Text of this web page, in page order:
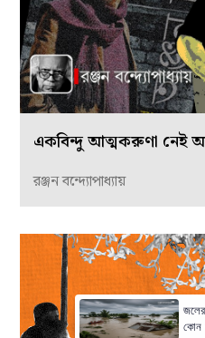
একবিন্দু আত্মকরুণা নেই
রঞ্জন বন্দ্যোপাধ্যায়
কোন